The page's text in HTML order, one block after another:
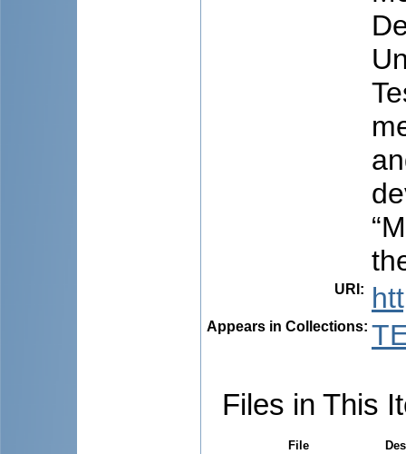
URI :
Appears in Collections:
Files in This
File